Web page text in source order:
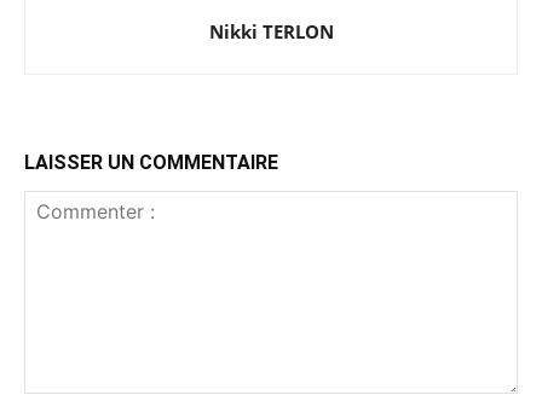
Nikki TERLON
LAISSER UN COMMENTAIRE